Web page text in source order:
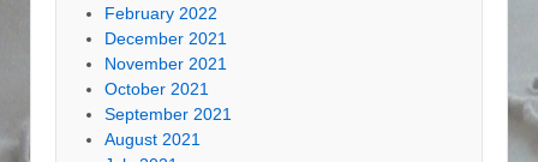
February 2022
December 2021
November 2021
October 2021
September 2021
August 2021